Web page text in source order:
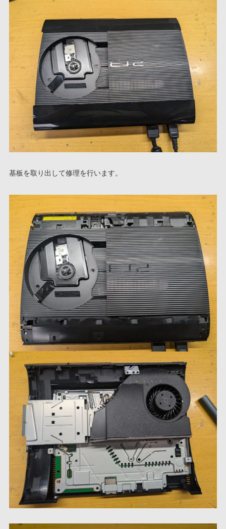
基板を取り出して修理を行います。